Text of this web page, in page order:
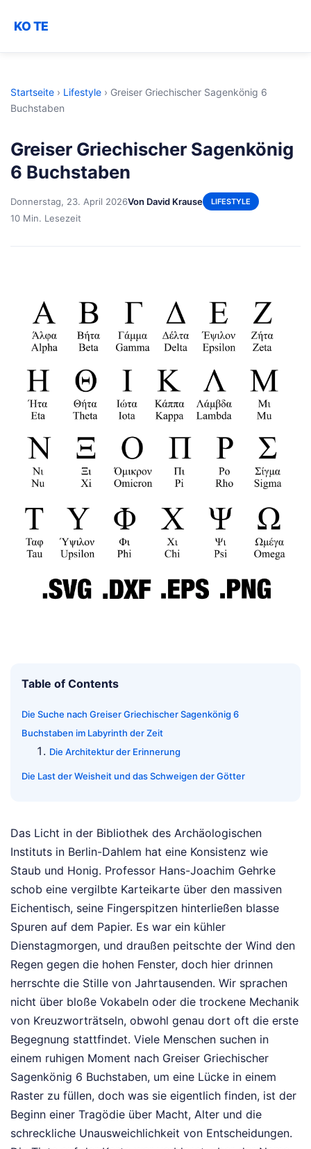
KO TE
Startseite › Lifestyle › Greiser Griechischer Sagenkönig 6
Buchstaben
Greiser Griechischer Sagenkönig
6 Buchstaben
Donnerstag, 23. April 2026Von David Krause LIFESTYLE
10 Min. Lesezeit
Table of Contents
Die Suche nach Greiser Griechischer Sagenkönig 6
Buchstaben im Labyrinth der Zeit
Die Architektur der Erinnerung
Die Last der Weisheit und das Schweigen der Götter
Das Licht in der Bibliothek des Archäologischen
Instituts in Berlin-Dahlem hat eine Konsistenz wie
Staub und Honig. Professor Hans-Joachim Gehrke
schob eine vergilbte Karteikarte über den massiven
Eichentisch, seine Fingerspitzen hinterließen blasse
Spuren auf dem Papier. Es war ein kühler
Dienstagmorgen, und draußen peitschte der Wind den
Regen gegen die hohen Fenster, doch hier drinnen
herrschte die Stille von Jahrtausenden. Wir sprachen
nicht über bloße Vokabeln oder die trockene Mechanik
von Kreuzworträtseln, obwohl genau dort oft die erste
Begegnung stattfindet. Viele Menschen suchen in
einem ruhigen Moment nach Greiser Griechischer
Sagenkönig 6 Buchstaben, um eine Lücke in einem
Raster zu füllen, doch was sie eigentlich finden, ist der
Beginn einer Tragödie über Macht, Alter und die
schreckliche Unausweichlichkeit von Entscheidungen.